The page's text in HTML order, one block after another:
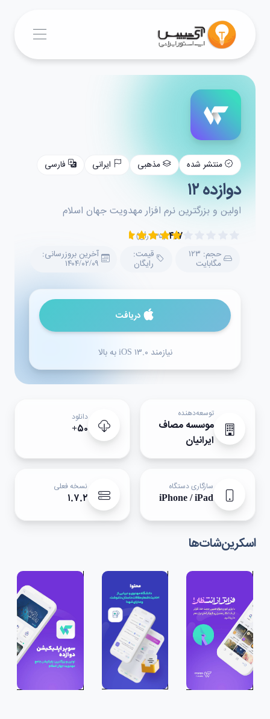
منتشر شده مذهبی ایرانی فارسی
دوازده ۱۲
اولین و بزرگترین نرم افزار مهدویت جهان اسلام
۴.۷ (۲۳۵ رأی)
حجم: ۱۲۳
مگابایت
قیمت:
رایگان
آخرین بروزرسانی:
۱۴۰۴/۰۲/۰۹
دریافت
نیازمند iOS ۱۳.۰ به بالا
توسعه‌دهنده
موسسه مصاف
ایرانیان
دانلود
۵۰+
سازگاری دستگاه
iPhone / iPad
نسخه فعلی
۱.۷.۲
اسکرین‌شات‌ها